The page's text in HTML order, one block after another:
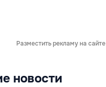
Разместить рекламу на сайте
новости